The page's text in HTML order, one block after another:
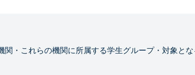
・これらの機関に所属する学生グループ・対象と